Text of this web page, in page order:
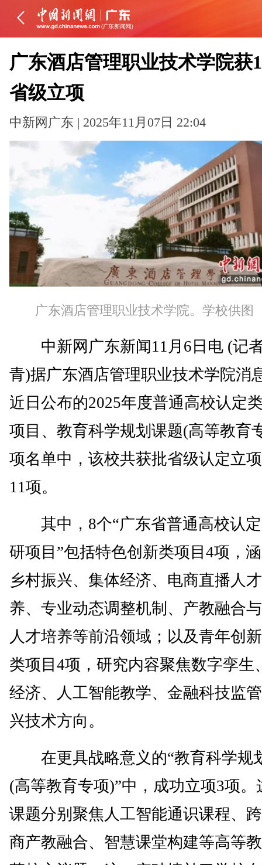
广东酒店管理职业技术学院获
省级立项
中新网广东 | 2025年11月07日 22:04
广东酒店管理职业技术学院。学校供图
中新网广东新闻11月6日电 (记
青)据广东酒店管理职业技术学院消
近日公布的2025年度普通高校认定
项目、教育科学规划课题(高等教育
项名单中，该校共获批省级认定立
11项。
其中，8个“广东省普通高校认
研项目”包括特色创新类项目4项，
乡村振兴、集体经济、电商直播人
养、专业动态调整机制、产教融合
人才培养等前沿领域；以及青年创
类项目4项，研究内容聚焦数字孪生
经济、人工智能教学、金融科技监
兴技术方向。
在更具战略意义的“教育科学规
(高等教育专项)”中，成功立项3项。
课题分别聚焦人工智能通识课程、
商产教融合、智慧课堂构建等高等